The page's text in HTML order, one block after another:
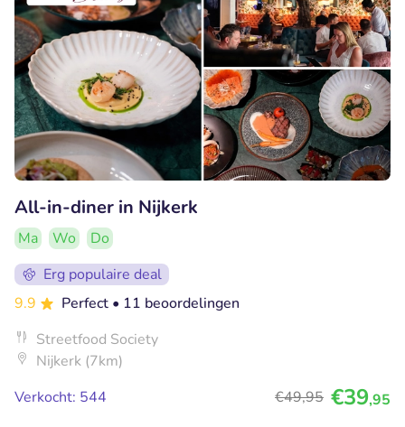
All-in-diner in Nijkerk
Ma Wo
Do
Erg populaire deal
9.9
Perfect • 11 beoordelingen
Streetfood Society
Nijkerk (7km)
Verkocht: 544
€49,95 €39,95